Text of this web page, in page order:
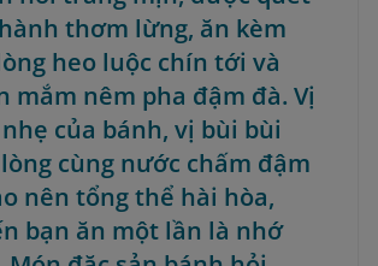
thơm lừng, ăn kèm
heo luộc chín tới và
mắm nêm pha đậm đà. Vị
của bánh, vị bùi bùi
cùng nước chấm đậm
nên tổng thể hài hòa,
bạn ăn một lần là nhớ